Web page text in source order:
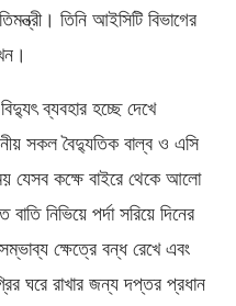
তিনি আইসিটি বিভাগের
ব্যবহার হচ্ছে দেখে
সকল বৈদ্যুতিক বাল্ব ও এসি
যেসব কক্ষে বাইরে থেকে আলো
নিভিয়ে পর্দা সরিয়ে দিনের
ক্ষেত্রে বন্ধ রেখে এবং
ঘরে রাখার জন্য দপ্তর প্রধান